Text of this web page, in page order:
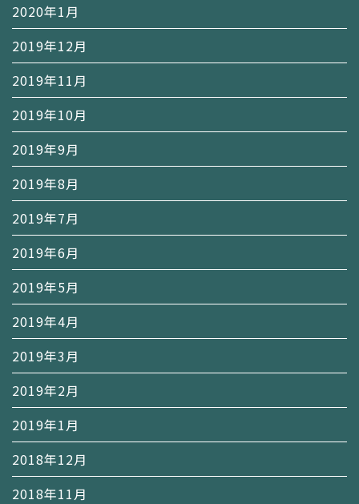
2020年1月
2019年12月
2019年11月
2019年10月
2019年9月
2019年8月
2019年7月
2019年6月
2019年5月
2019年4月
2019年3月
2019年2月
2019年1月
2018年12月
2018年11月